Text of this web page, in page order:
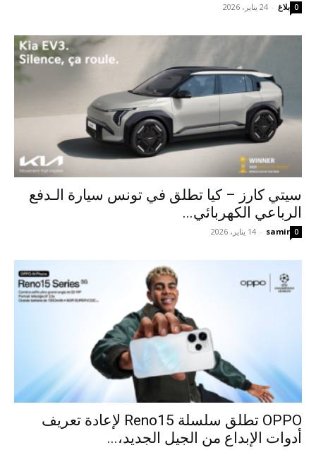
بلاغ - 24 يناير، 2026 0
سيتي كارز – كيا تطلق في تونس سيارة الـدفع
الرباعي الكهربائي...
samir
- 14 يناير، 2026 0
OPPO تطلق سلسلة Reno15 لإعادة تعريف
أدوات الإبداع من الجيل الجديد،...